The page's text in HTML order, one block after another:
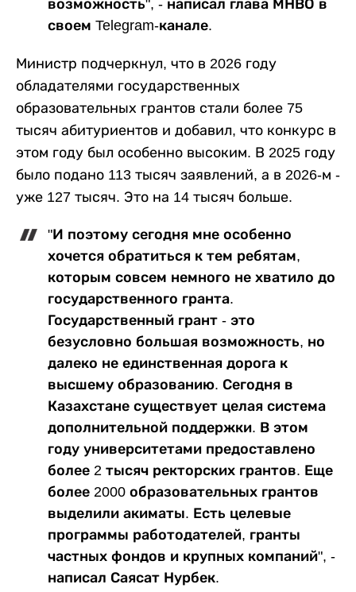
возможность", - написал глава МНВО в
своем Telegram-канале.
Министр подчеркнул, что в 2026 году
обладателями государственных
образовательных грантов стали более 75
тысяч абитуриентов и добавил, что конкурс в
этом году был особенно высоким. В 2025 году
было подано 113 тысяч заявлений, а в 2026-м -
уже 127 тысяч. Это на 14 тысяч больше.
"И поэтому сегодня мне особенно
хочется обратиться к тем ребятам,
которым совсем немного не хватило до
государственного гранта.
Государственный грант - это
безусловно большая возможность, но
далеко не единственная дорога к
высшему образованию. Сегодня в
Казахстане существует целая система
дополнительной поддержки. В этом
году университетами предоставлено
более 2 тысяч ректорских грантов. Еще
более 2000 образовательных грантов
выделили акиматы. Есть целевые
программы работодателей, гранты
частных фондов и крупных компаний", -
написал Саясат Нурбек.